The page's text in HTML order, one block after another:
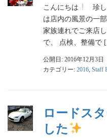
こんにちは
珍し
は店内の風景の一
家族連れでご来店
で、 点検、整備で
公開日: 2016年12月3日
カテゴリー: 2016 Staff
ロードス
した